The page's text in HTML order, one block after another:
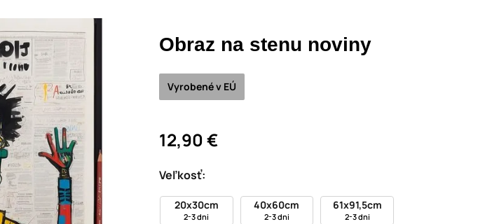
Obraz na stenu noviny
12,90 €
Vyrobené v EÚ
Veľkosť:
20x30cm
2-3 dni
40x60cm
2-3 dni
61x91,5cm
2-3 dni